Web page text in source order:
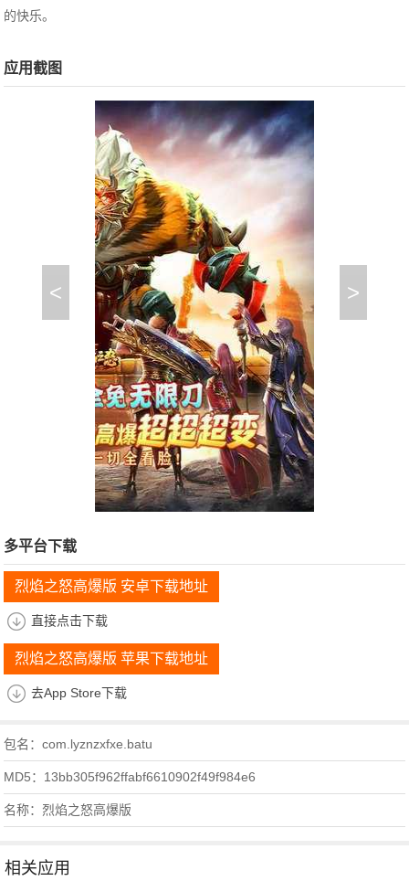
的快乐。
应用截图
< >
多平台下载
烈焰之怒高爆版 安卓下载地址
直接点击下载
烈焰之怒高爆版 苹果下载地址
去App Store下载
包名：com.lyznzxfxe.batu
MD5：13bb305f962ffabf6610902f49f984e6
名称：烈焰之怒高爆版
相关应用